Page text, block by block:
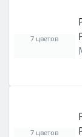
7 цветов
7 цветов